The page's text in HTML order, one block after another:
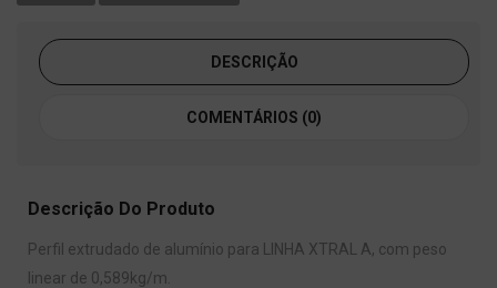
DESCRIÇÃO
COMENTÁRIOS (0)
Descrição Do Produto
Perfil extrudado de alumínio para LINHA XTRAL A, com peso
linear de 0,589kg/m.